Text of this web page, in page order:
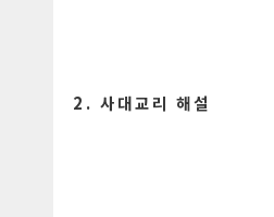
2. 사대교리 해설